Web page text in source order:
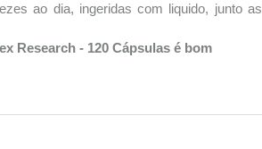
ao dia, ingeridas com liquido, junto as
Research - 120 Cápsulas é bom